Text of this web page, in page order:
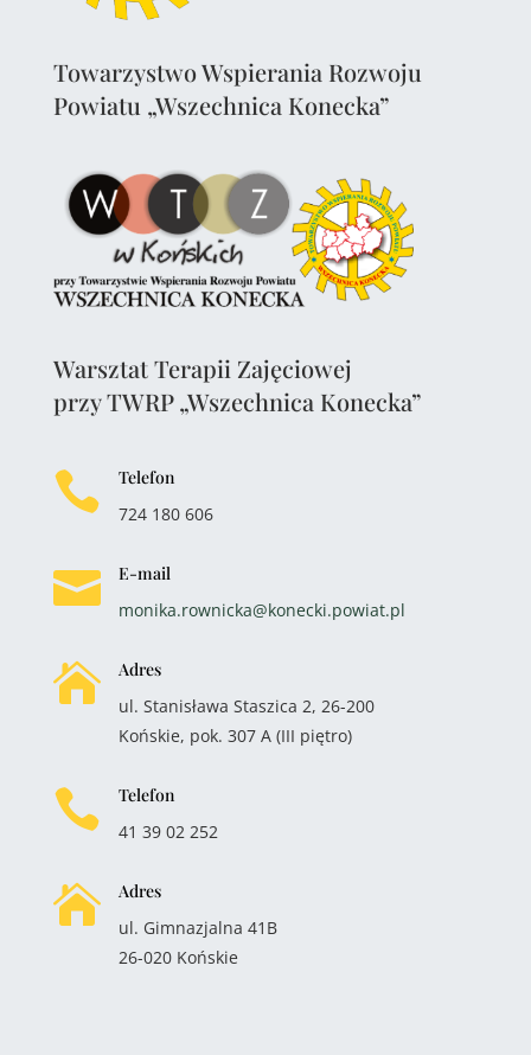
Towarzystwo Wspierania Rozwoju
Powiatu „Wszechnica Konecka”
Warsztat Terapii Zajęciowej
przy TWRP „Wszechnica Konecka”

Telefon
724 180 606

E-mail
monika.rownicka@konecki.powiat.pl

Adres
ul. Stanisława Staszica 2, 26-200
Końskie, pok. 307 A (III piętro)

Telefon
41 39 02 252

Adres
ul. Gimnazjalna 41B
26-020 Końskie